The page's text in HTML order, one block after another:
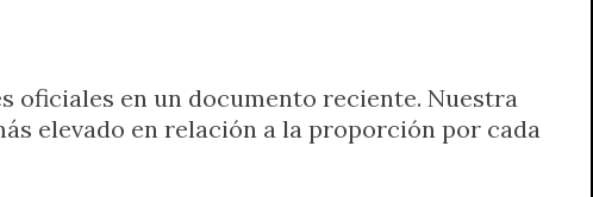
oficiales en un documento reciente. Nuestra
elevado en relación a la proporción por cada